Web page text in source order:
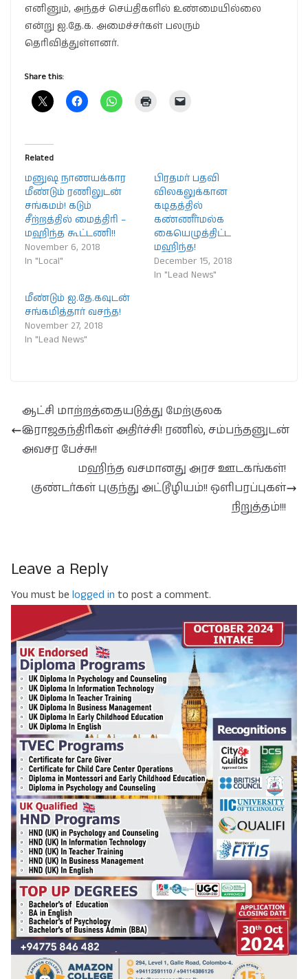
எனினும், அந்தச் செய்திகளில் உண்மையில்லை
என்று ஐ.தே.க. அமைச்சர்கள் பலரும்
தெரிவித்துள்ளனர்.
Share this:
Related
மனுஷ நாணயக்கார
மீண்டும் ரணிலுடன்
சங்கமம்! கடும்
சீற்றத்தில் மைத்திரி –
மஹிந்த கூட்டணி!!
November 6, 2018
In "Local"
பிரதமர் பதவி
விலகலுக்கான
கடிதத்தில்
கண்ணீர்மல்க
கையெழுத்திட்ட
மஹிந்த!
December 15, 2018
In "Lead News"
மீண்டும் ஐ.தே.கவுடன்
சங்கமித்தார் வசந்த!
November 27, 2018
In "Lead News"
ஆட்சி மாற்றத்தையடுத்து மேற்குலக
இராஜதந்திரிகள் அதிர்ச்சி! ரணில், சம்பந்தனுடன்
அவசர பேச்சு!!
மஹிந்த வசமானது அரச ஊடகங்கள்!
குண்டர்கள் புகுந்து அட்டூழியம்!! ஒளிபரப்புகள்
நிறுத்தம்!!!
Leave a Reply
You must be logged in to post a comment.